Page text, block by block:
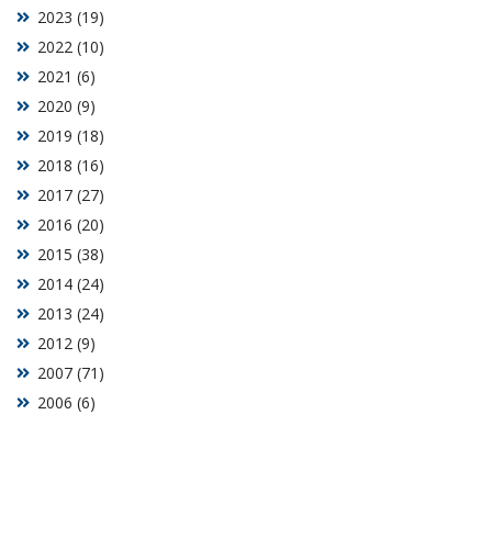
2006 (6)
2007 (71)
2012 (9)
2013 (24)
2014 (24)
2015 (38)
2016 (20)
2017 (27)
2018 (16)
2019 (18)
2020 (9)
2021 (6)
2022 (10)
2023 (19)